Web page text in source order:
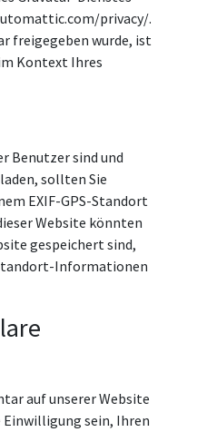
privacy/.
freigegeben wurde, ist
Kontext Ihres
Benutzer sind und
sollten Sie
EXIF-GPS-Standort
Website könnten
gespeichert sind,
Informationen
auf unserer Website
Einwilligung sein, Ihren